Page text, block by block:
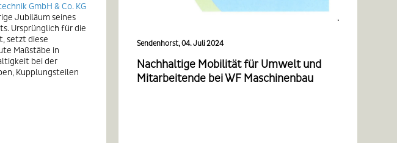
GmbH & Co. KG
Jubiläum seines
Ursprünglich für die
setzt diese
Maßstäbe in
bei der
Kupplungsteilen
Sendenhorst, 04. Juli 2024
Nachhaltige Mobilität für Umwelt und
Mitarbeitende bei WF Maschinenbau